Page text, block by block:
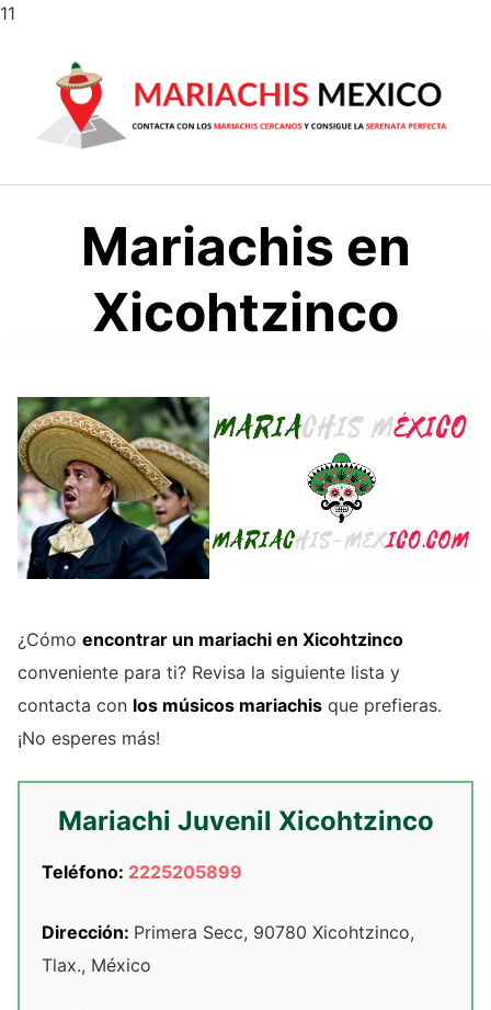
11
contenido
Mariachis en
Xicohtzinco
¿Cómo encontrar un mariachi en Xicohtzinco
conveniente para ti? Revisa la siguiente lista y
contacta con los músicos mariachis que prefieras.
¡No esperes más!
Mariachi Juvenil Xicohtzinco
Teléfono: 2225205899
Dirección: Primera Secc, 90780 Xicohtzinco,
Tlax., México